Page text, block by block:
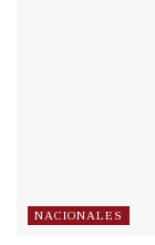
NACIONALES